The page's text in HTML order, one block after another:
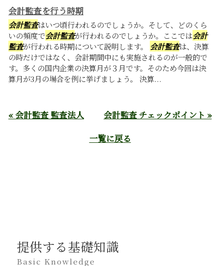
会計監査を行う時期
会計監査はいつ頃行われるのでしょうか。そして、どのくら
いの頻度で会計監査が行われるのでしょうか。ここでは会計
監査が行われる時期について説明します。 会計監査は、決算
の時だけではなく、会計期間中にも実施されるのが一般的で
す。多くの国内企業の決算月が３月です。そのため今回は決
算月が3月の場合を例に挙げましょう。 決算...
« 会計監査 監査法人
会計監査 チェックポイント »
一覧に戻る
提供する基礎知識
Basic Knowledge